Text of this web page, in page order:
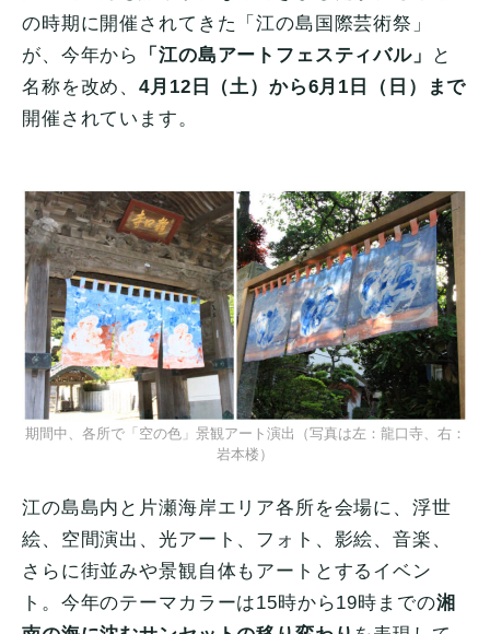
の時期に開催されてきた「江の島国際芸術祭」
が、今年から
「江の島アートフェスティバル」
と
名称を改め、4月12日（土）から6月1日（日）まで
開催されています。
期間中、各所で「空の色」景観アート演出（写真は左：龍口寺、右：
岩本楼）
江の島島内と片瀬海岸エリア各所を会場に、浮世
絵、空間演出、光アート、フォト、影絵、音楽、
さらに街並みや景観自体もアートとするイベン
ト。今年のテーマカラーは15時から19時までの湘